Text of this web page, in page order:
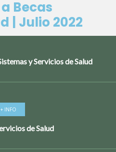
Becas
| Julio 2022
y Servicios de Salud
+ INFO
de Salud